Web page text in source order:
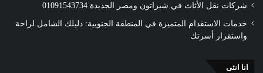
شركات نقل الأثاث في شيراتون ومصر الجديدة 01091543734
خدمات الاستقدام المتميزة في المنطقة الجنوبية: دليلك الشامل لراحة
واستقرار أسرتك
انا انثى